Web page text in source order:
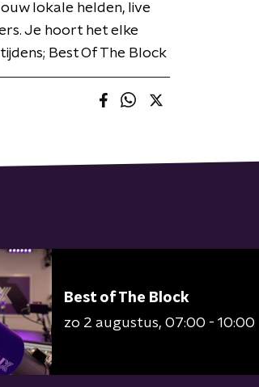
lokale helden, live
Je hoort het elke
Best Of The Block
Best of The Block
zo 2 augustus 07:00 - 10:00